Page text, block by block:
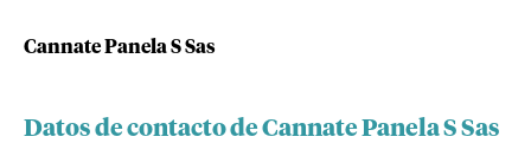
Cannate Panela S Sas
Datos de contacto de Cannate Panela S Sas